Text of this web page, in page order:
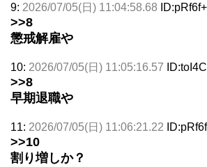
9: 2026/07/05(日) 11:04:58.68
>>8
懲戒解雇や
10: 2026/07/05(日) 11:05:16.57
>>8
早期退職や
11: 2026/07/05(日) 11:06:21.22
>>10
割り増しか？